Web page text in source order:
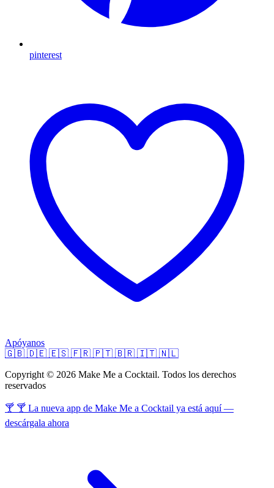
pinterest
Apóyanos
🇬🇧 🇩🇪 🇪🇸 🇫🇷 🇵🇹 🇧🇷 🇮🇹 🇳🇱
Copyright © 2026 Make Me a Cocktail. Todos los derechos
reservados
🍸 🍸 La nueva app de Make Me a Cocktail ya está aquí —
descárgala ahora